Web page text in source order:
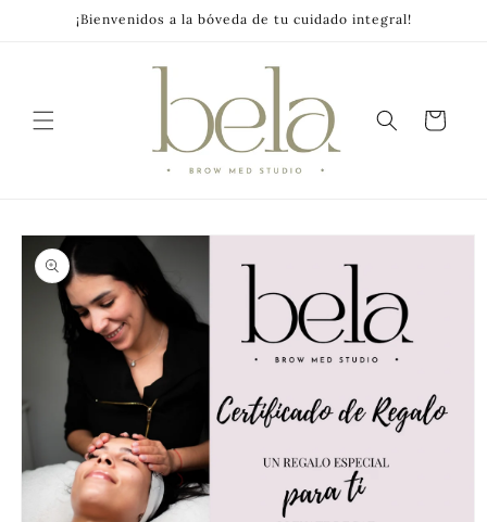
Skip to
content
¡Bienvenidos a la bóveda de tu cuidado integral!
Cart
Skip to
product
information